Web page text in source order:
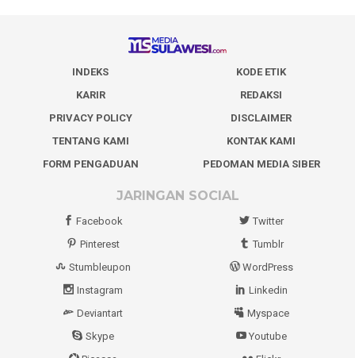
INDEKS
KODE ETIK
KARIR
REDAKSI
PRIVACY POLICY
DISCLAIMER
TENTANG KAMI
KONTAK KAMI
FORM PENGADUAN
PEDOMAN MEDIA SIBER
JARINGAN SOCIAL
Facebook
Twitter
Pinterest
Tumblr
Stumbleupon
WordPress
Instagram
Linkedin
Deviantart
Myspace
Skype
Youtube